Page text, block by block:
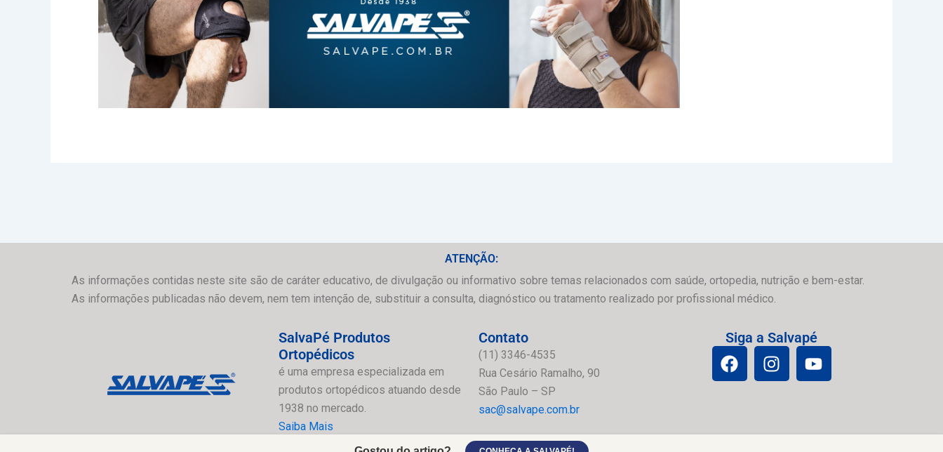
ATENÇÃO:
As informações contidas neste site são de caráter educativo, de divulgação ou informativo sobre temas relacionados com saúde, ortopedia, nutrição e bem-estar.
As informações publicadas não devem, nem tem intenção de, substituir a consulta, diagnóstico ou tratamento realizado por profissional médico.
SalvaPé Produtos
Ortopédicos
é uma empresa especializada em
produtos ortopédicos atuando desde
1938 no mercado.
Saiba Mais
Contato
(11) 3346-4535
Rua Cesário Ramalho, 90
São Paulo – SP
sac@salvape.com.br
Siga a Salvapé
F
a
o
I
n
g
Y
o
b